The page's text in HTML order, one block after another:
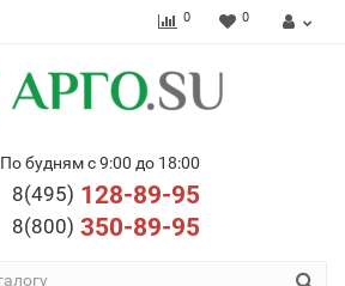
0 0
По будням с 9:00 до 18:00
8(495) 128-89-95
8(800) 350-89-95